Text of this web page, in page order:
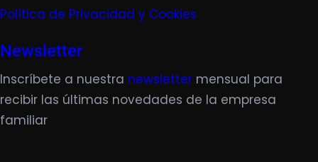
Política de Privacidad y Cookies
Newsletter
Inscríbete a nuestra newsletter mensual para
recibir las últimas novedades de la empresa
familiar